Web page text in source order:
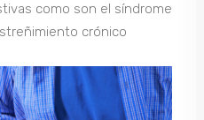
como son el síndrome
crónico